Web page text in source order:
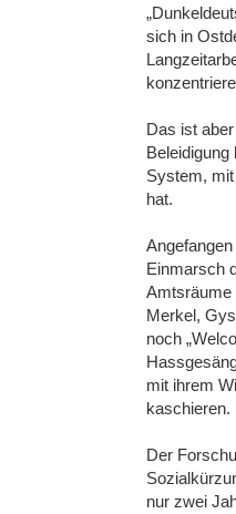
sich in
Das ist
System,
hat.
Einmarsch
Amtsräume
Merkel,
noch
mit ihrem
kaschieren.
Der
nur zwei